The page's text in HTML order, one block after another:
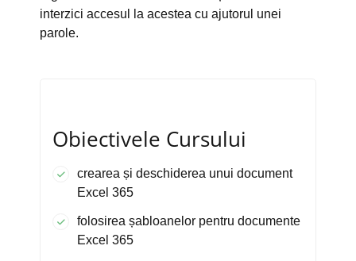
interzici accesul la acestea cu ajutorul unei
parole.
Obiectivele Cursului
crearea și deschiderea unui document
Excel 365
folosirea șabloanelor pentru documente
Excel 365